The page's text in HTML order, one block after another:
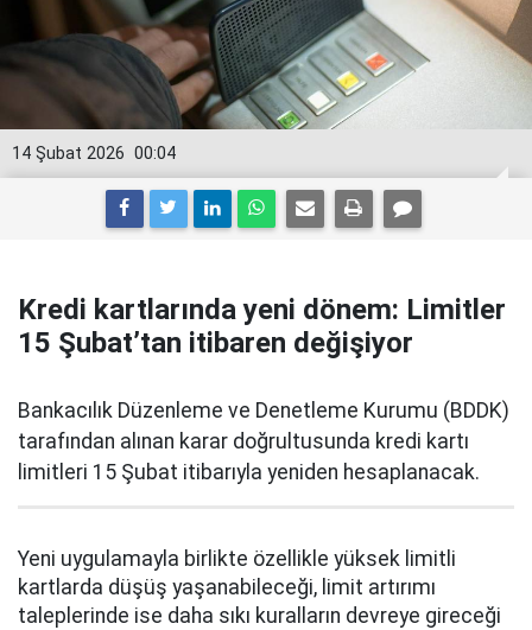
00:04
14 Şubat 2026
Kredi kartlarında yeni dönem: Limitler
15 Şubat’tan itibaren değişiyor
Bankacılık Düzenleme ve Denetleme Kurumu (BDDK)
tarafından alınan karar doğrultusunda kredi kartı
limitleri 15 Şubat itibarıyla yeniden hesaplanacak.
Yeni uygulamayla birlikte özellikle yüksek limitli
kartlarda düşüş yaşanabileceği, limit artırımı
taleplerinde ise daha sıkı kuralların devreye gireceği